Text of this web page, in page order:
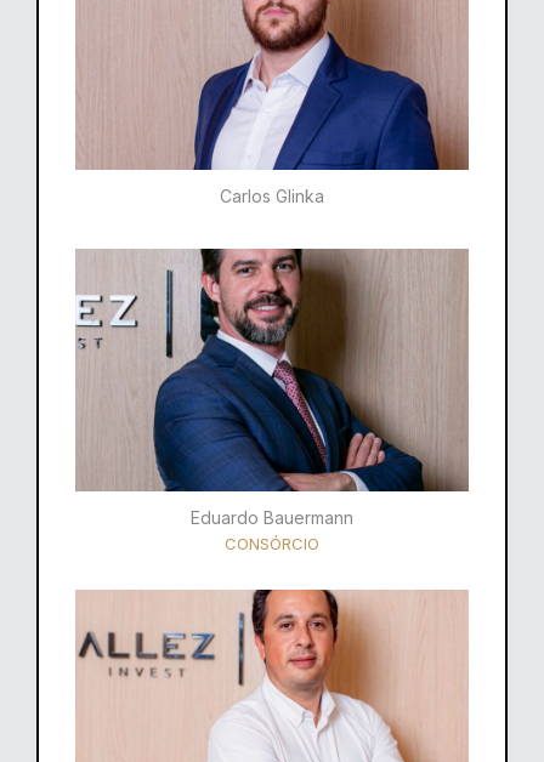
Carlos Glinka
Eduardo Bauermann
CONSÓRCIO